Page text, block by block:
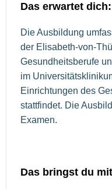
Das erwartet dich:
Die Ausbildung
der Elisabeth-von-
Gesundheitsberufe
im
Einrichtungen des
stattfindet. Die
Examen.
Das bringst du